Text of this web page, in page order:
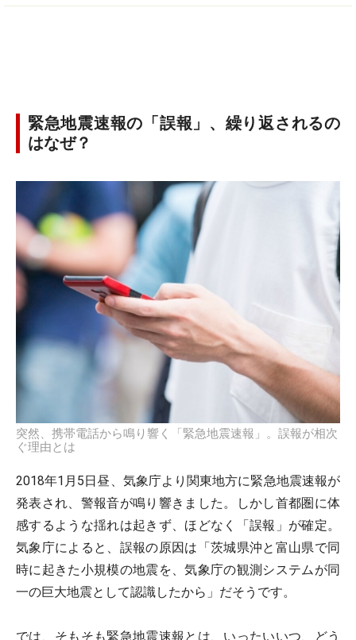
緊急地震速報の「誤報」、繰り返されるの
はなぜ？
突然、携帯電話から鳴り響く「緊急地震速報」。誤報が相次
ぐ理由とは
2018年1月5日昼、気象庁より関東地方に緊急地震速報が
発表され、警報音が鳴り響きました。しかし首都圏に体
感するような揺れは起きず、ほどなく「誤報」が確定。
気象庁によると、誤報の原因は「茨城県沖と富山県で同
時に起きた小規模の地震を、気象庁の観測システムが同
一の巨大地震として認識したから」だそうです。
では、そもそも緊急地震速報とは、いったいいつ、どう